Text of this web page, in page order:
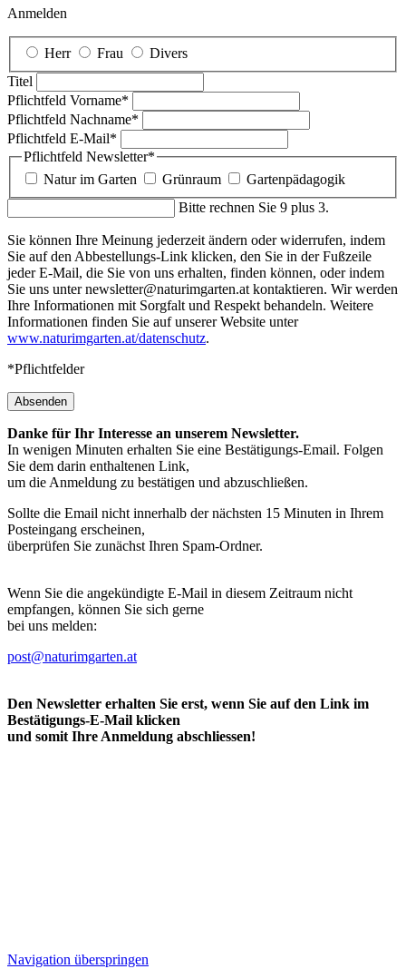
Anmelden
Herr Frau
Divers
Titel
Pflichtfeld Vorname*
Pflichtfeld Nachname*
Pflichtfeld E-Mail*
Pflichtfeld Newsletter*
Natur im Garten
Grünraum
Gartenpädagogik
Bitte rechnen Sie 9 plus 3.
Sie können Ihre Meinung jederzeit ändern oder widerrufen, indem
Sie auf den Abbestellungs-Link klicken, den Sie in der Fußzeile
jeder E-Mail, die Sie von uns erhalten, finden können, oder indem
Sie uns unter newsletter@naturimgarten.at kontaktieren. Wir werden
Ihre Informationen mit Sorgfalt und Respekt behandeln. Weitere
Informationen finden Sie auf unserer Website unter
www.naturimgarten.at/datenschutz.
*Pflichtfelder
Absenden
Danke für Ihr Interesse an unserem Newsletter.
In wenigen Minuten erhalten Sie eine Bestätigungs-Email. Folgen
Sie dem darin enthaltenen Link,
um die Anmeldung zu bestätigen und abzuschließen.
Sollte die Email nicht innerhalb der nächsten 15 Minuten in Ihrem
Posteingang erscheinen,
überprüfen Sie zunächst Ihren Spam-Ordner.
Wenn Sie die angekündigte E-Mail in diesem Zeitraum nicht
empfangen, können Sie sich gerne
bei uns melden:
post@naturimgarten.at
Den Newsletter erhalten Sie erst, wenn Sie auf den Link im
Bestätigungs-E-Mail klicken
und somit Ihre Anmeldung abschliessen!
Navigation überspringen